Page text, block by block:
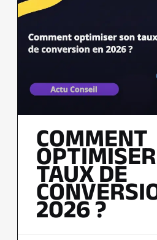
COMMENT
TAUX DE
2026 ?